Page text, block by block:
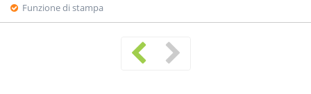
Funzione di stampa